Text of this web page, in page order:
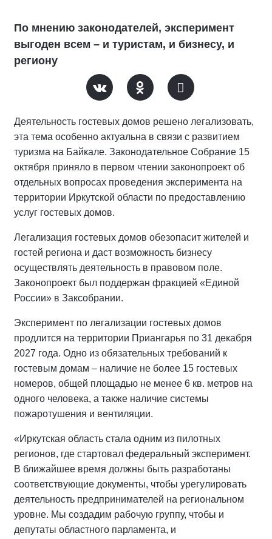
По мнению законодателей, эксперимент
выгоден всем – и туристам, и бизнесу, и
региону
Деятельность гостевых домов решено легализовать,
эта тема особенно актуальна в связи с развитием
туризма на Байкале. Законодательное Собрание 15
октября приняло в первом чтении законопроект об
отдельных вопросах проведения эксперимента на
территории Иркутской области по предоставлению
услуг гостевых домов.
Легализация гостевых домов обезопасит жителей и
гостей региона и даст возможность бизнесу
осуществлять деятельность в правовом поле.
Законопроект был поддержан фракцией «Единой
России» в Заксобрании.
Эксперимент по легализации гостевых домов
продлится на территории Приангарья по 31 декабря
2027 года. Одно из обязательных требований к
гостевым домам – наличие не более 15 гостевых
номеров, общей площадью не менее 6 кв. метров на
одного человека, а также наличие системы
пожаротушения и вентиляции.
«Иркутская область стала одним из пилотных
регионов, где стартовал федеральный эксперимент.
В ближайшее время должны быть разработаны
соответствующие документы, чтобы урегулировать
деятельность предпринимателей на региональном
уровне. Мы создадим рабочую группу, чтобы и
депутаты областного парламента, и